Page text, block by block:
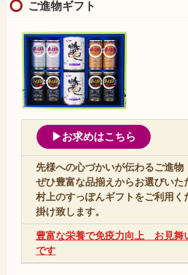
ご進物ギフト
▶お求めはこちら
先様への心づかいが伝わるご進物
ぜひ豊富な品揃えからお選びいた
村上のすっぽんギフトをご利用く
掛け致します。
豊富な栄養で免疫力向上 お見舞
です